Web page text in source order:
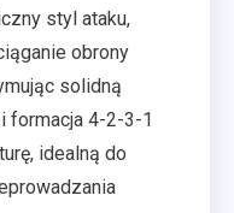
styl ataku,
obrony
solidną
formacja 4-2-3-1
idealną do